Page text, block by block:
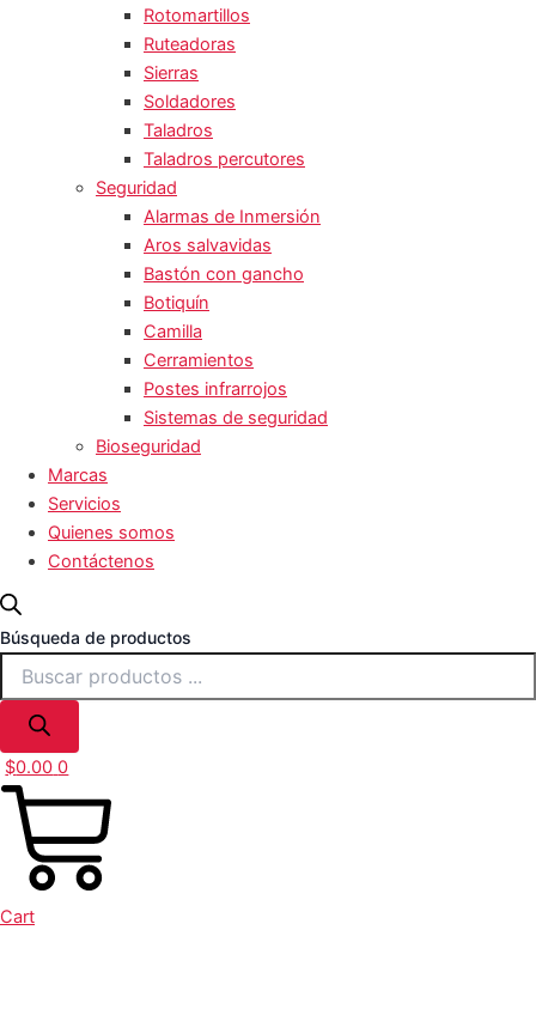
Rotomartillos
Ruteadoras
Sierras
Soldadores
Taladros
Taladros percutores
Seguridad
Alarmas de Inmersión
Aros salvavidas
Bastón con gancho
Botiquín
Camilla
Cerramientos
Postes infrarrojos
Sistemas de seguridad
Bioseguridad
Marcas
Servicios
Quienes somos
Contáctenos
Búsqueda de productos
$0.00 0
Cart